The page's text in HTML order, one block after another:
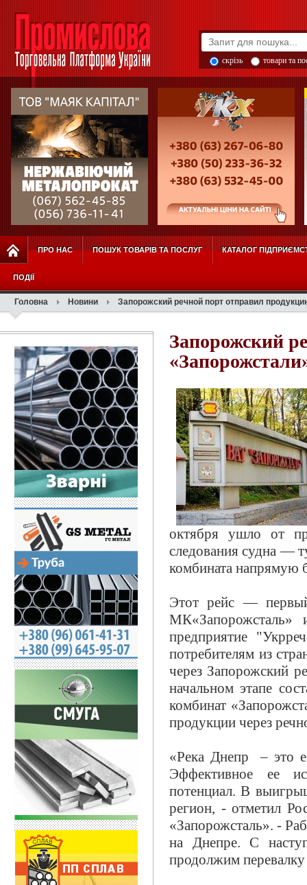
скрізь товари та
ПРО НАС ПОШУК ТОВАРІВ ТА ПОСЛУГ КАТАЛОГ
ПОДІЇ
Головна Новини Запорожский речной порт отправил
Запорожский
октября ушло от
следования судна —
комбината напрямую
Этот рейс —
МК«Запорожсталь»
предприятие
потребителям из
через Запорожский
начальном этапе
комбинат
продукции через
«Река Днепр – это
Эффективное ее
потенциал. В
регион, - отметил
«Запорожсталь». -
на Днепре. С
продолжим